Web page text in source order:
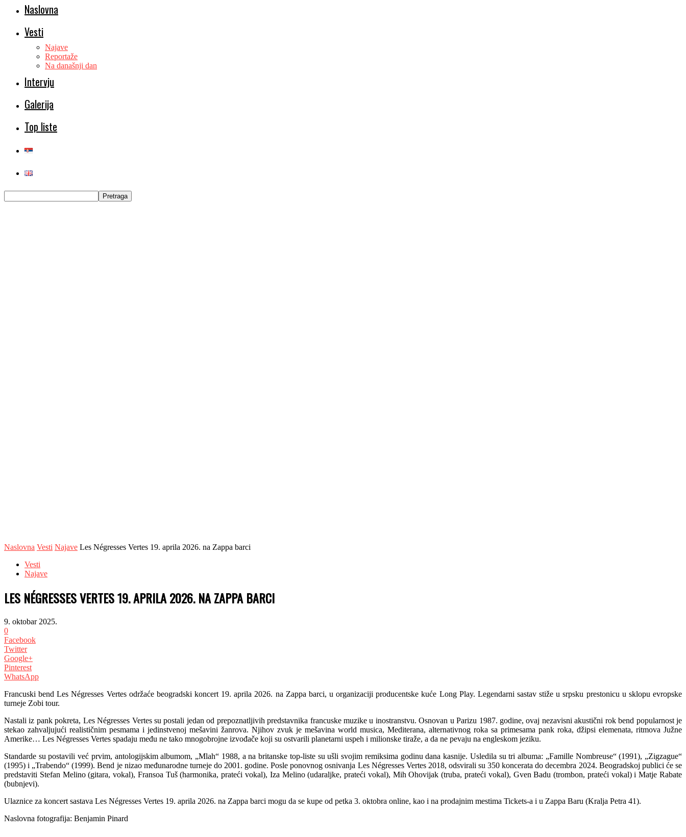
Naslovna
Vesti
Najave
Reportaže
Na današnji dan
Intervju
Galerija
Top liste
Naslovna Vesti Najave Les Négresses Vertes 19. aprila 2026. na Zappa barci
Vesti
Najave
LES NÉGRESSES VERTES 19. APRILA 2026. NA ZAPPA BARCI
9. oktobar 2025.
0
Facebook
Twitter
Google+
Pinterest
WhatsApp
Francuski bend Les Négresses Vertes održaće beogradski koncert 19. aprila 2026. na Zappa barci, u organizaciji producentske kuće Long Play. Legendarni sastav stiže u srpsku prestonicu u sklopu evropske
turneje Zobi tour.
Nastali iz pank pokreta, Les Négresses Vertes su postali jedan od prepoznatljivih predstavnika francuske muzike u inostranstvu. Osnovan u Parizu 1987. godine, ovaj nezavisni akustični rok bend popularnost je
stekao zahvaljujući realističnim pesmama i jedinstvenoj mešavini žanrova. Njihov zvuk je mešavina world musica, Mediterana, alternativnog roka sa primesama pank roka, džipsi elemenata, ritmova Južne
Amerike… Les Négresses Vertes spadaju među ne tako mnogobrojne izvođače koji su ostvarili planetarni uspeh i milionske tiraže, a da ne pevaju na engleskom jeziku.
Standarde su postavili već prvim, antologijskim albumom, „Mlah“ 1988, a na britanske top-liste su ušli svojim remiksima godinu dana kasnije. Usledila su tri albuma: „Famille Nombreuse“ (1991), „Zigzague“
(1995) i „Trabendo“ (1999). Bend je nizao međunarodne turneje do 2001. godine. Posle ponovnog osnivanja Les Négresses Vertes 2018, odsvirali su 350 koncerata do decembra 2024. Beogradskoj publici će se
predstaviti Stefan Melino (gitara, vokal), Fransoa Tuš (harmonika, prateći vokal), Iza Melino (udaraljke, prateći vokal), Mih Ohovijak (truba, prateći vokal), Gven Badu (trombon, prateći vokal) i Matje Rabate
(bubnjevi).
Ulaznice za koncert sastava Les Négresses Vertes 19. aprila 2026. na Zappa barci mogu da se kupe od petka 3. oktobra online, kao i na prodajnim mestima Tickets-a i u Zappa Baru (Kralja Petra 41).
Naslovna fotografija: Benjamin Pinard